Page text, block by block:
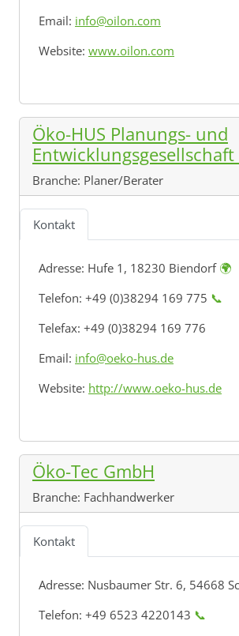
Email: info@oilon.com
Website: www.oilon.com
Öko-HUS Planungs- und
Entwicklungsgesellschaft
Branche: Planer/Berater
Kontakt
Adresse: Hufe 1, 18230 Biendorf 🌍
Telefon: +49 (0)38294 169 775 📞
Telefax: +49 (0)38294 169 776
Email: info@oeko-hus.de
Website: http://www.oeko-hus.de
Öko-Tec GmbH
Branche: Fachhandwerker
Kontakt
Adresse: Nusbaumer Str. 6, 54668
Telefon: +49 6523 4220143 📞